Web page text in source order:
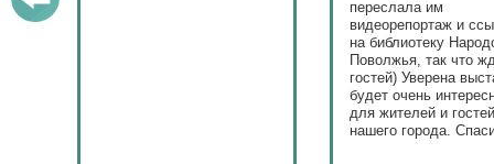
переслала им
видеорепортаж и
на библиотеку
Поволжья, так что
гостей) Уверена
будет очень
для жителей и
нашего города.